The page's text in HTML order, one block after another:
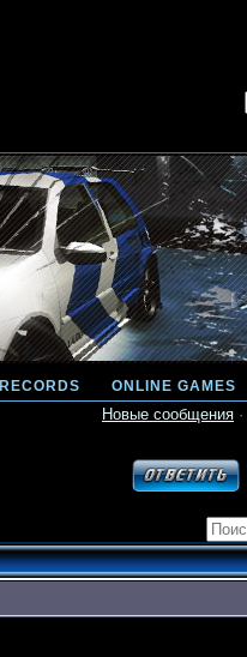
RECORDS ONLINE GAMES
Новые сообщения ·